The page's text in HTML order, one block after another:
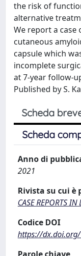
the risk of
alternative
We report a
cutaneous
capsule which
incomplete
at 7-year follow-
Published by S.
Scheda
Scheda
Anno di
2021
Rivista su cui è
CASE REPORTS
Codice DOI
https://